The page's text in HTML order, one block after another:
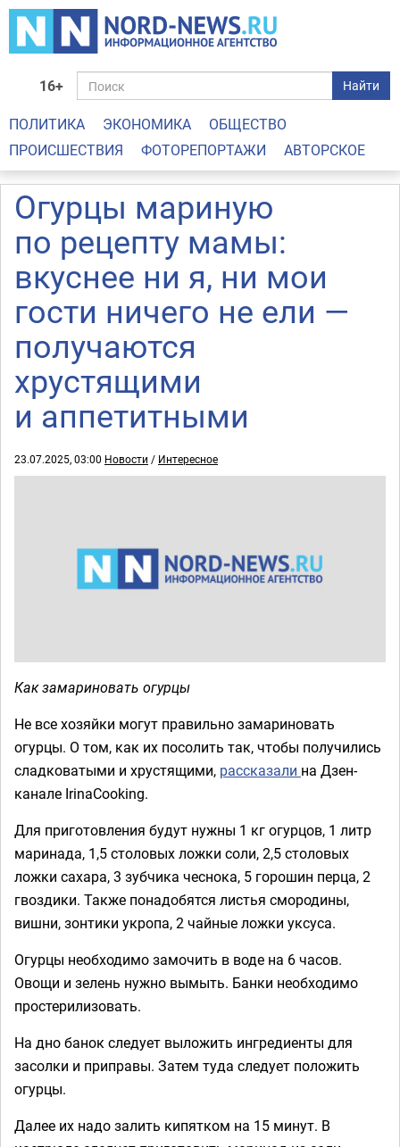
16+ Найти
ПОЛИТИКА ЭКОНОМИКА
ОБЩЕСТВО
ПРОИСШЕСТВИЯ
ФОТОРЕПОРТАЖИ АВТОРСКОЕ
Огурцы мариную
по рецепту мамы:
вкуснее ни я, ни мои
гости ничего не ели —
получаются
хрустящими
и аппетитными
23.07.2025, 03:00 Новости / Интересное
Как замариновать огурцы
Не все хозяйки могут правильно замариновать
огурцы. О том, как их посолить так, чтобы получились
сладковатыми и хрустящими, рассказали на Дзен-
канале IrinaCooking.
Для приготовления будут нужны 1 кг огурцов, 1 литр
маринада, 1,5 столовых ложки соли, 2,5 столовых
ложки сахара, 3 зубчика чеснока, 5 горошин перца, 2
гвоздики. Также понадобятся листья смородины,
вишни, зонтики укропа, 2 чайные ложки уксуса.
Огурцы необходимо замочить в воде на 6 часов.
Овощи и зелень нужно вымыть. Банки необходимо
простерилизовать.
На дно банок следует выложить ингредиенты для
засолки и приправы. Затем туда следует положить
огурцы.
Далее их надо залить кипятком на 15 минут. В